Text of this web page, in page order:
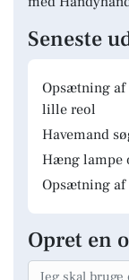
Seneste
Opsætning
lille reol
Havemand
Hæng lampe
Opsætning
Opret en